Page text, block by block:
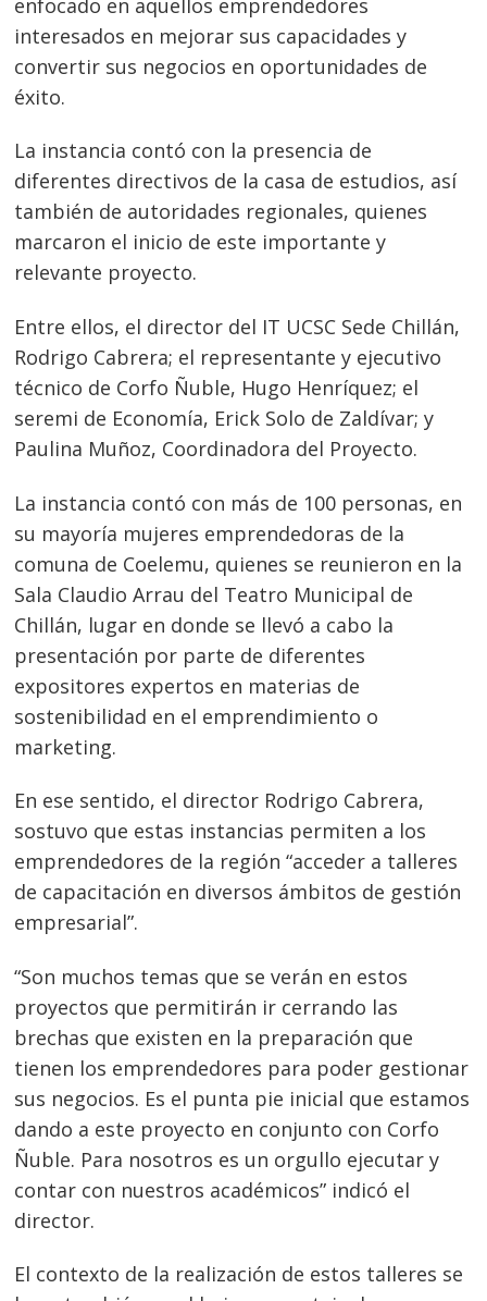
enfocado en aquellos emprendedores
interesados en mejorar sus capacidades y
convertir sus negocios en oportunidades de
éxito.
La instancia contó con la presencia de
diferentes directivos de la casa de estudios, así
también de autoridades regionales, quienes
marcaron el inicio de este importante y
relevante proyecto.
Entre ellos, el director del IT UCSC Sede Chillán,
Rodrigo Cabrera; el representante y ejecutivo
técnico de Corfo Ñuble, Hugo Henríquez; el
seremi de Economía, Erick Solo de Zaldívar; y
Paulina Muñoz, Coordinadora del Proyecto.
La instancia contó con más de 100 personas, en
su mayoría mujeres emprendedoras de la
comuna de Coelemu, quienes se reunieron en la
Sala Claudio Arrau del Teatro Municipal de
Chillán, lugar en donde se llevó a cabo la
presentación por parte de diferentes
expositores expertos en materias de
sostenibilidad en el emprendimiento o
marketing.
En ese sentido, el director Rodrigo Cabrera,
sostuvo que estas instancias permiten a los
emprendedores de la región “acceder a talleres
de capacitación en diversos ámbitos de gestión
empresarial”.
“Son muchos temas que se verán en estos
proyectos que permitirán ir cerrando las
brechas que existen en la preparación que
tienen los emprendedores para poder gestionar
sus negocios. Es el punta pie inicial que estamos
dando a este proyecto en conjunto con Corfo
Ñuble. Para nosotros es un orgullo ejecutar y
contar con nuestros académicos” indicó el
director.
El contexto de la realización de estos talleres se